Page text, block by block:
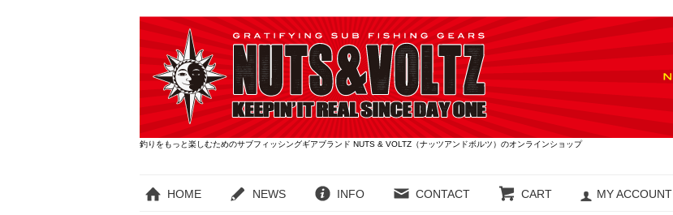
釣りをもっと楽しむためのサブフィッシングギアブランド NUTS & VOLTZ（ナッツアンドボルツ）のオンラインショップ
HOME NEWS INFO CONTACT CART MY ACCOUNT